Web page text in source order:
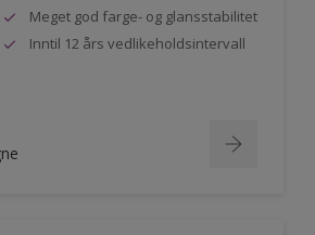
Meget god farge- og glansstabilitet
Inntil 12 års vedlikeholdsintervall